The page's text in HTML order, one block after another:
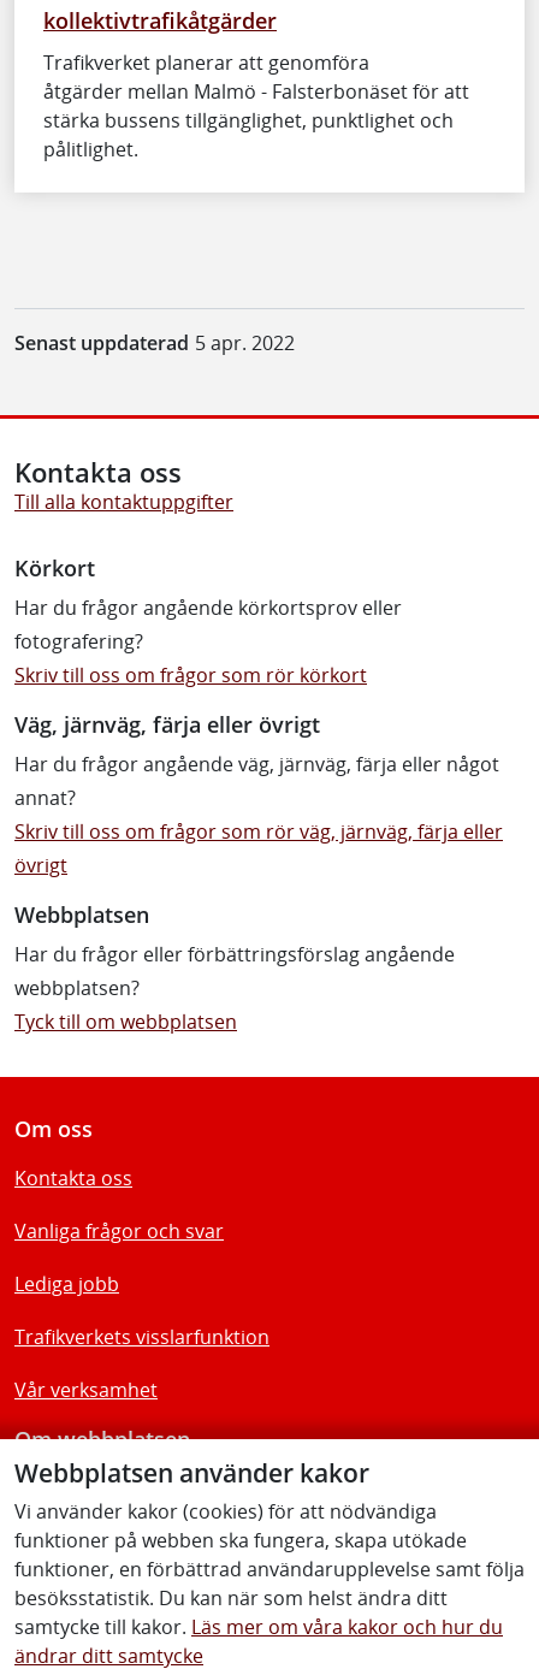
kollektivtrafikåtgärder
Trafikverket planerar att genomföra
åtgärder mellan Malmö - Falsterbonäset för att
stärka bussens tillgänglighet, punktlighet och
pålitlighet.
Senast uppdaterad 5 apr. 2022
Webbplatsen använder kakor
Vi använder kakor (cookies) för att nödvändiga
funktioner på webben ska fungera, skapa utökade
funktioner, en förbättrad användarupplevelse samt följa
besöksstatistik. Du kan när som helst ändra ditt
samtycke till kakor. Läs mer om våra kakor och hur du
ändrar ditt samtycke
Kontakta oss
Till alla kontaktuppgifter
Körkort
Har du frågor angående körkortsprov eller
fotografering?
Skriv till oss om frågor som rör körkort
Väg, järnväg, färja eller övrigt
Har du frågor angående väg, järnväg, färja eller något
annat?
Skriv till oss om frågor som rör väg, järnväg, färja eller
övrigt
Webbplatsen
Har du frågor eller förbättringsförslag angående
webbplatsen?
Tyck till om webbplatsen
Om oss
Kontakta oss
Vanliga frågor och svar
Lediga jobb
Trafikverkets visslarfunktion
Vår verksamhet
Om webbplatsen
Tillgänglighetsredogörelse
Följ oss